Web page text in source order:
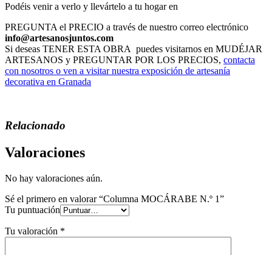
Podéis venir a verlo y llevártelo a tu hogar en
PREGUNTA el PRECIO a través de nuestro correo electrónico
info@artesanosjuntos.com
Si deseas TENER ESTA OBRA puedes visitarnos en MUDÉJAR
ARTESANOS y PREGUNTAR POR LOS PRECIOS, contacta
con nosotros o ven a visitar nuestra exposición de artesanía
decorativa en Granada
Relacionado
Valoraciones
No hay valoraciones aún.
Sé el primero en valorar “Columna MOCÁRABE N.º 1”
Tu puntuación
Tu valoración *